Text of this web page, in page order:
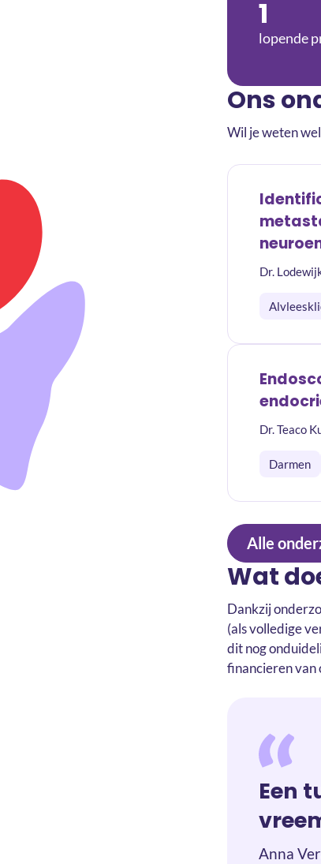
1
lopende
Ons
Wil je weten
Dr.
Dr. Teaco
Darmen
Alle
Wat
Dankzij
(als volledige
dit nog
financieren van
Een
Anna